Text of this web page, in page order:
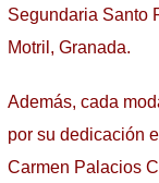
Segundaria Santo
Motril, Granada.
Además, cada
por su dedicación
Carmen Palacios